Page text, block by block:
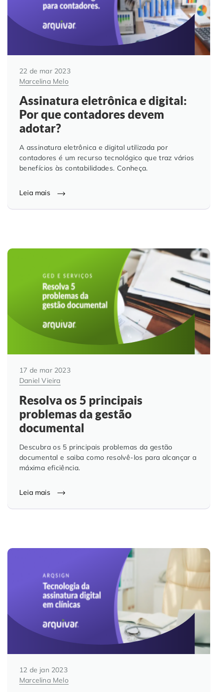
22 de mar 2023
Marcelina Melo
Assinatura eletrônica e digital:
Por que contadores devem
adotar?
A assinatura eletrônica e digital utilizada por
contadores é um recurso tecnológico que traz vários
benefícios às contabilidades. Conheça.
Leia mais
17 de mar 2023
Daniel Vieira
Resolva os 5 principais
problemas da gestão
documental
Descubra os 5 principais problemas da gestão
documental e saiba como resolvê-los para alcançar a
máxima eficiência.
Leia mais
12 de jan 2023
Marcelina Melo